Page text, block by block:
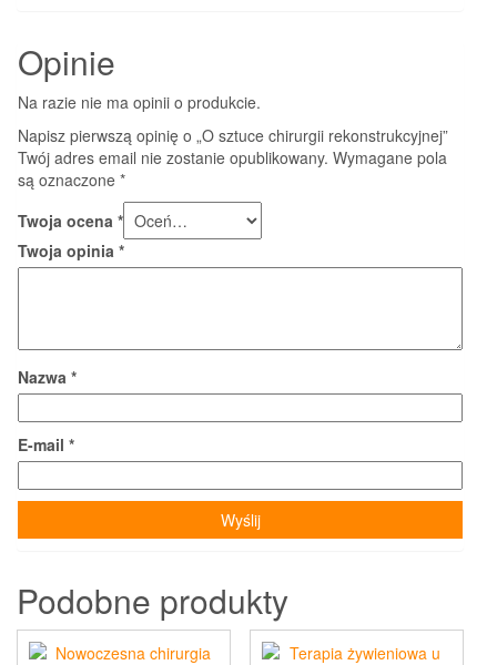
Opinie
Na razie nie ma opinii o produkcie.
Napisz pierwszą opinię o „O sztuce chirurgii rekonstrukcyjnej”
Twój adres email nie zostanie opublikowany. Wymagane pola
są oznaczone *
Twoja ocena *
Twoja opinia *
Nazwa *
E-mail *
Podobne produkty